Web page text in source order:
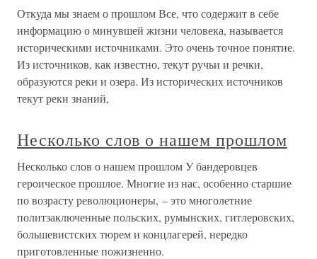
Откуда мы знаем о прошлом Все, что содержит в себе
информацию о минувшей жизни человека, называется
историческими источниками. Это очень точное понятие.
Из источников, как известно, текут ручьи и речки,
образуются реки и озера. Из исторических источников
текут реки знаний,
Несколько слов о нашем прошлом
Несколько слов о нашем прошлом У бандеровцев
героическое прошлое. Многие из нас, особенно старшие
по возрасту революционеры, – это многолетние
политзаключенные польских, румынских, гитлеровских,
большевистских тюрем и концлагерей, нередко
приготовленные пожизненно.